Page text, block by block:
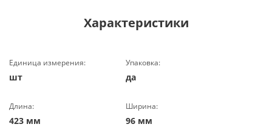
Характеристики
Единица измерения:
шт
Упаковка:
да
Длина:
423 мм
Ширина:
96 мм